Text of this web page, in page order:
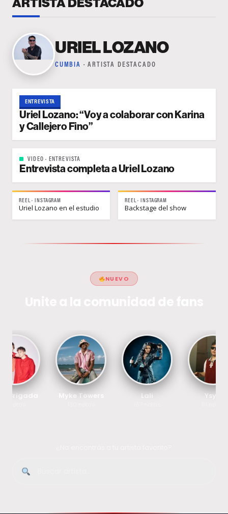
ARTISTA DESTACADO
URIEL LOZANO
CUMBIA · ARTISTA DESTACADO
ENTREVISTA
Uriel Lozano: “Voy a colaborar con Karina
y Callejero Fino”
VIDEO · ENTREVISTA
Entrevista completa a Uriel Lozano
REEL · INSTAGRAM
Uriel Lozano en el estudio
REEL · INSTAGRAM
Backstage del show
NUEVO
Brigada Myke Towers Lali Ysy A